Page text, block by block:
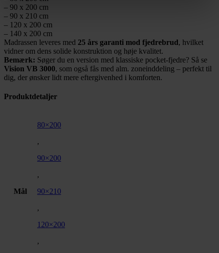
– 90 x 200 cm
– 90 x 210 cm
– 120 x 200 cm
– 140 x 200 cm
Madrassen leveres med 25 års garanti mod fjedrebrud, hvilket
vidner om dens solide konstruktion og høje kvalitet.
Bemærk: Søger du en version med klassiske pocket-fjedre? Så se
Vision VB 3000, som også fås med alm. zoneinddeling – perfekt til
dig, der ønsker lidt mere eftergivenhed i komforten.
Produktdetaljer
Mål
80×200
,
90×200
,
90×210
,
120×200
,